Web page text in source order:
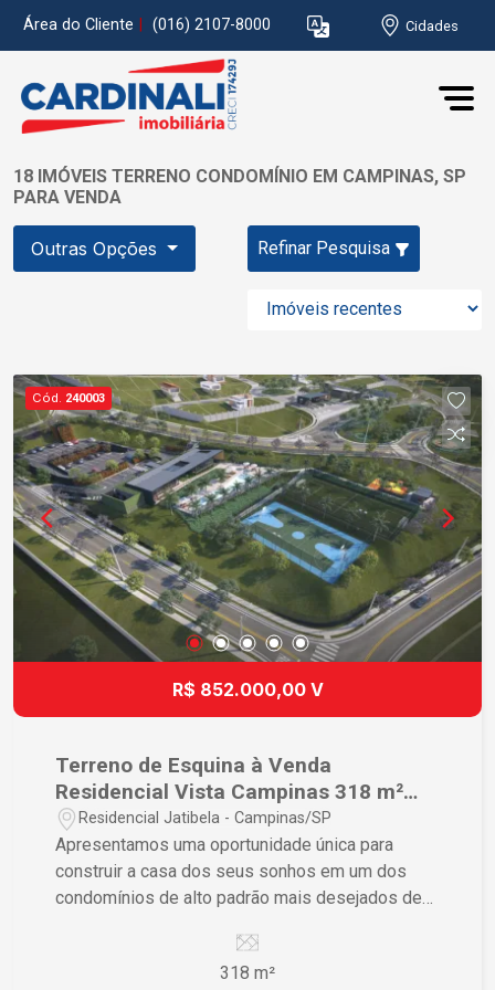
Área do Cliente (016) 2107-8000 Cidades
18 IMÓVEIS TERRENO CONDOMÍNIO EM CAMPINAS, SP
PARA VENDA
Outras Opções Refinar Pesquisa
Cód. 240003
R$ 852.000,00 V
Terreno de Esquina à Venda
Residencial Vista Campinas 318 m²
Lote Plano Esquina Sol Nascente Vista
Residencial Jatibela - Campinas/SP
Apresentamos uma oportunidade única para
construir a casa dos seus sonhos em um dos
condomínios de alto padrão mais desejados de
reunindo localização privilegiada, privacidade,
excelente topografia e uma vista definitiva para
318 m²